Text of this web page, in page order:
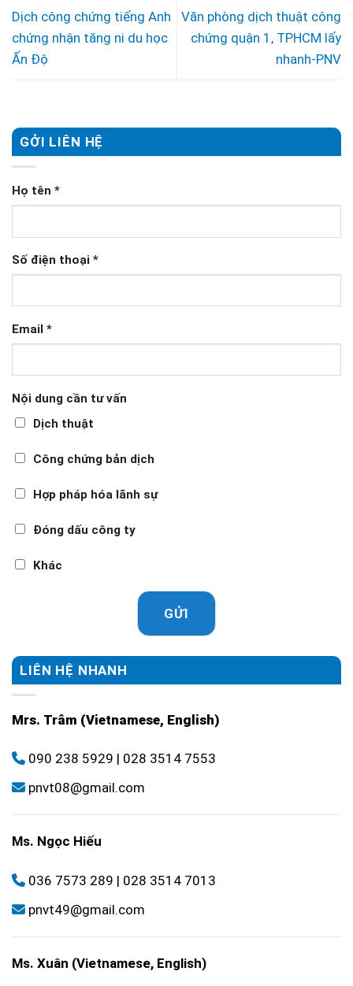
Dịch công chứng tiếng Anh
chứng nhận tăng ni du học
Ấn Độ
Văn phòng dịch thuật công
chứng quận 1, TPHCM lấy
nhanh-PNV
GỞI LIÊN HỆ
Họ tên *
Số điện thoại *
Email *
Nội dung cần tư vấn
Dịch thuật
Công chứng bản dịch
Hợp pháp hóa lãnh sự
Đóng dấu công ty
Khác
GỬI
LIÊN HỆ NHANH
Mrs. Trâm (Vietnamese, English)
090 238 5929 | 028 3514 7553
pnvt08@gmail.com
Ms. Ngọc Hiếu
036 7573 289 | 028 3514 7013
pnvt49@gmail.com
Ms. Xuân (Vietnamese, English)